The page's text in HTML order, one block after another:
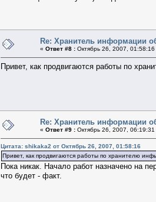
Re: Хранитель информации
« Ответ #8 : Октябрь 26, 2007, 01:58:16
Привет, как продвигаются работы по
Re: Хранитель информации
« Ответ #9 : Октябрь 26, 2007, 06:19:31
Цитата: shikaka2 от Октябрь 26, 2007, 01:58:16
Привет, как продвигаются работы по хранителю
Пока никак. Начало работ назначено на
что будет - факт.